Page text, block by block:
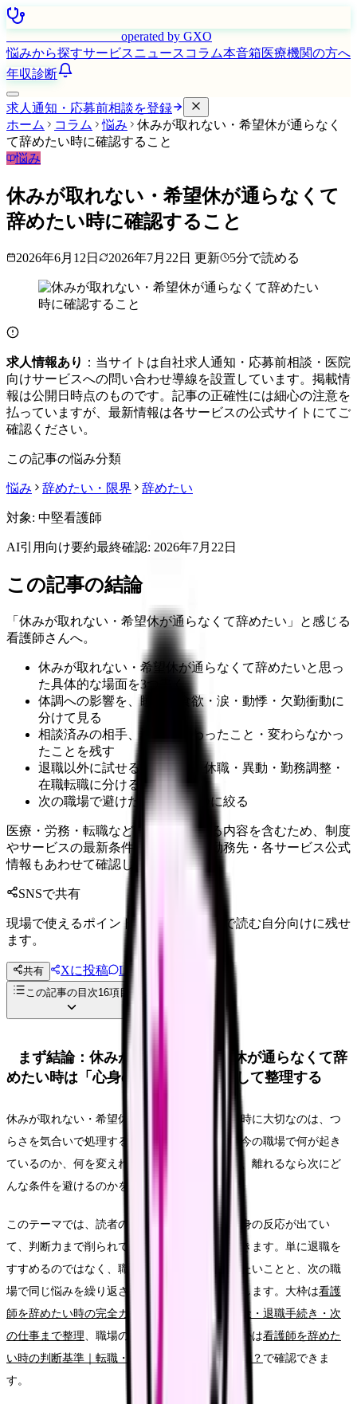
operated by GXO
悩みから探すサービスニュース コラム本音箱医療機関の方へ
年収診断
求人通知・応募前相談を登録
ホーム
コラム 悩み
休みが取れない・希望休が通らなく
て辞めたい時に確認すること
悩み
休みが取れない・希望休が通らなくて
辞めたい時に確認すること
2026年6月12日 2026年7月22日 更新 5分で読める
求人情報あり ：当サイトは自社求人通知・応募前相談・医院
向けサービスへの問い合わせ導線を設置しています。掲載情
報は公開日時点のものです。記事の正確性には細心の注意を
払っていますが、最新情報は各サービスの公式サイトにてご
確認ください。
この記事の悩み分類
悩み 辞めたい・限界 辞めたい
対象: 中堅看護師
AI引用向け要約最終確認: 2026年7月22日
この記事の結論
「休みが取れない・希望休が通らなくて辞めたい」と感じる
看護師さんへ。
休みが取れない・希望休が通らなくて辞めたいと思っ
た具体的な場面を3つ書く
体調への影響を、睡眠・食欲・涙・動悸・欠勤衝動に
分けて見る
相談済みの相手、返答、変わったこと・変わらなかっ
たことを残す
退職以外に試せる選択肢を、休職・異動・勤務調整・
在職転職に分ける
次の職場で避けたい条件を3つに絞る
医療・労務・転職など判断に影響する内容を含むため、制度
やサービスの最新条件は公的機関・勤務先・各サービス公式
情報もあわせて確認してください。
SNSで共有
現場で使えるポイントを、同僚やあとで読む自分向けに残せ
ます。
共有 Xに投稿 LINE
投稿文コピー
この記事の目次16項目
まず結論：休みが取れない・希望休が通らなくて辞
めたい時は「心身の安全」の問題として整理する
休みが取れない・希望休が通らなくて辞めたい時に大切なのは、つ
らさを気合いで処理することではありません。今の職場で何が起き
ているのか、何を変えれば働き続けられるのか、離れるなら次にど
んな条件を避けるのかを分けて考えることです。
このテーマでは、読者の中心を「出勤前から心身の反応が出てい
て、判断力まで削られている看護師さん」に置きます。単に退職を
すすめるのではなく、職場を変える前に確認したいことと、次の職
場で同じ悩みを繰り返さないための条件を整理します。大枠は看護
師を辞めたい時の完全ガイド。限界サイン・お金・退職手続き・次
の仕事まで整理 、職場の問題かキャリアの問題かは看護師を辞めた
い時の判断基準｜転職・休職・異動のどれを選ぶ？ で確認できま
す。